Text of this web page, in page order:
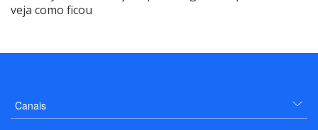
veja como ficou
Canais